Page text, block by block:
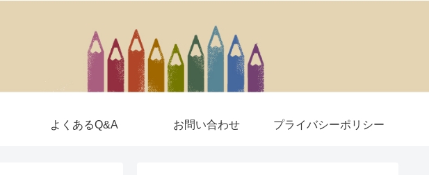
よくあるQ&A お問い合わせ プライバシーポリシー